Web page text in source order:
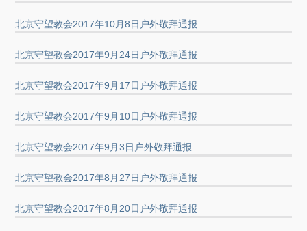
北京守望教会2017年10月8日户外敬拜通报
北京守望教会2017年9月24日户外敬拜通报
北京守望教会2017年9月17日户外敬拜通报
北京守望教会2017年9月10日户外敬拜通报
北京守望教会2017年9月3日户外敬拜通报
北京守望教会2017年8月27日户外敬拜通报
北京守望教会2017年8月20日户外敬拜通报